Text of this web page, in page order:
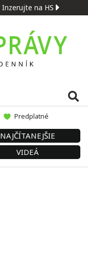
Inzerujte na HS
Predplatné
NAJČÍTANEJŠIE
VIDEÁ